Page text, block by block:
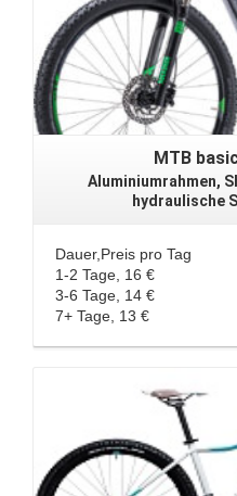
MTB
Aluminiumrahmen,
hydraulische
Dauer,Preis pro Tag
1-2 Tage, 16 €
3-6 Tage, 14 €
7+ Tage, 13 €